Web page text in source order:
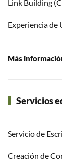
Link Building
Experiencia de
Más
Servicios
Servicio de
Creación de